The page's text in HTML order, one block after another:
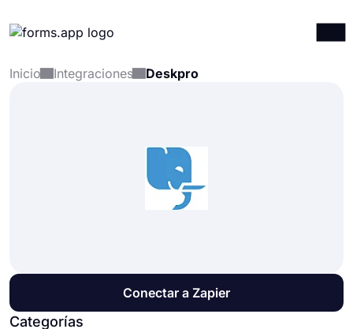
Productos
Inicio Integraciones Deskpro
Conectar a Zapier
Categorías